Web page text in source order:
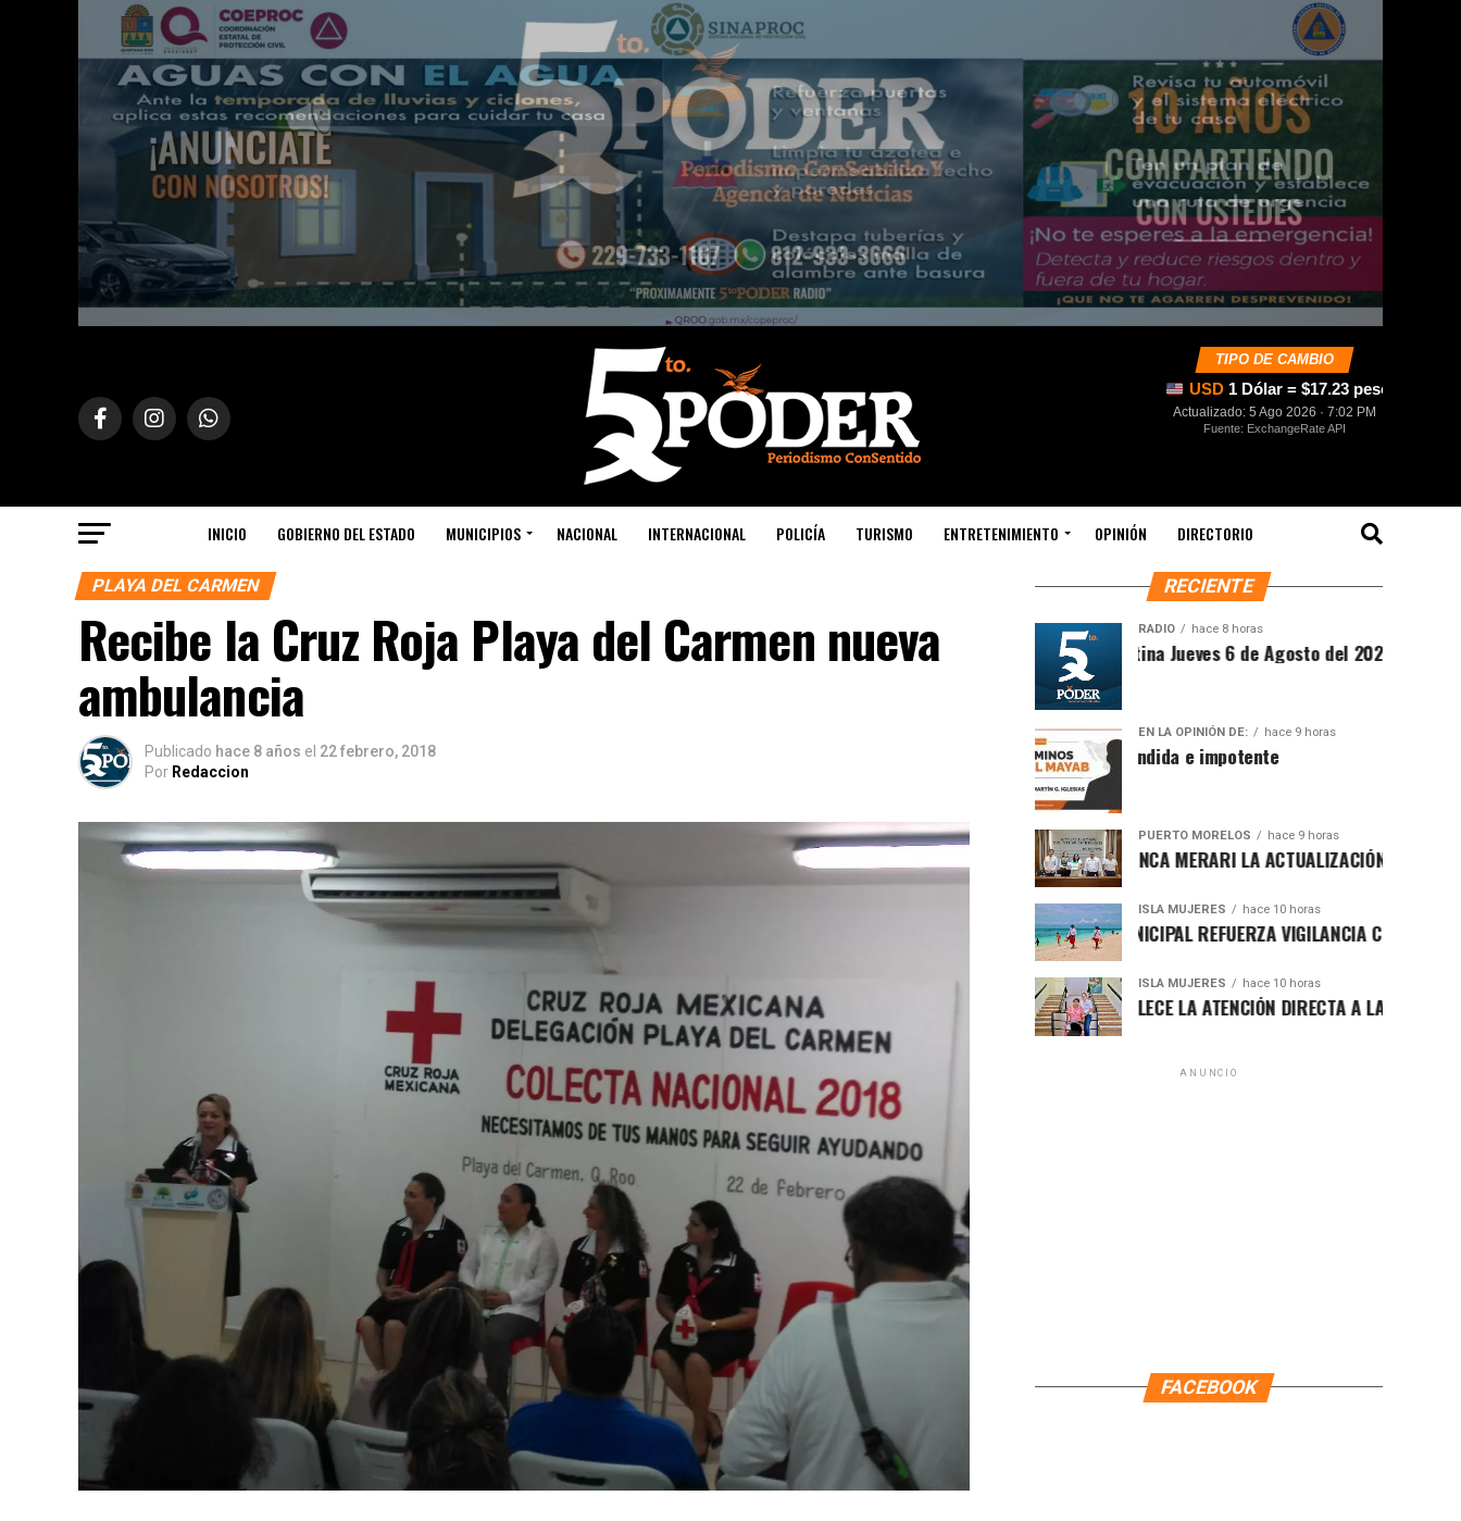
TIPO DE CAMBIO
USD 1 Dólar = $17.23 pesos
Actualizado: 5 Ago 2026 · 7:02 PM
Fuente: ExchangeRate API
INICIO GOBIERNO DEL ESTADO MUNICIPIOS NACIONAL INTERNACIONAL POLICÍA TURISMO ENTRETENIMIENTO OPINIÓN DIRECTORIO
PLAYA DEL CARMEN
Recibe la Cruz Roja Playa del Carmen nueva
ambulancia
Publicado hace 8 años el 22 febrero, 2018
Por Redaccion
RECIENTE
RADIO hace 8 horas
Síntesis Matutina Jueves 6 de Agosto del 2026
EN LA OPINIÓN DE: hace 9 horas
Sociedad ofendida e impotente
PUERTO MORELOS hace 9 horas
PRESENTA BLANCA MERARI LA ACTUALIZACIÓN DEL ATLAS DE
ISLA MUJERES hace 10 horas
GOBIERNO MUNICIPAL REFUERZA VIGILANCIA CON
ISLA MUJERES hace 10 horas
ATENEA FORTALECE LA ATENCIÓN DIRECTA A LAS FAMILIAS
ANUNCIO
FACEBOOK